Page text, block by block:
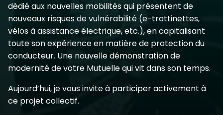
dédié aux nouvelles mobilités qui présentent de
nouveaux risques de vulnérabilité (e-trottinettes,
vélos à assistance électrique, etc.), en capitalisant
toute son expérience en matière de protection du
conducteur. Une nouvelle démonstration de
modernité de votre Mutuelle qui vit dans son temps.
Aujourd’hui, je vous invite à participer activement à
ce projet collectif.